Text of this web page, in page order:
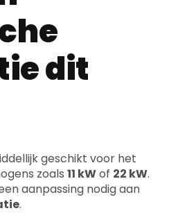
dit
geschikt voor het
zoals 11 kWof 22 kW.
aanpassing nodig aan
.